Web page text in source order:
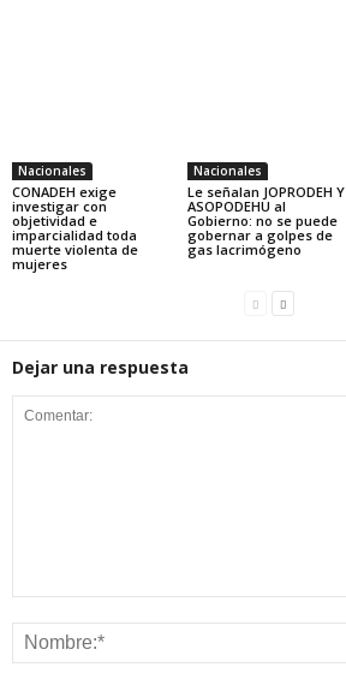
Nacionales
CONADEH exige
investigar con
objetividad e
imparcialidad toda
muerte violenta de
mujeres
Nacionales
Le señalan JOPRODEH Y
ASOPODEHU al
Gobierno: no se puede
gobernar a golpes de
gas lacrimógeno
Dejar una respuesta